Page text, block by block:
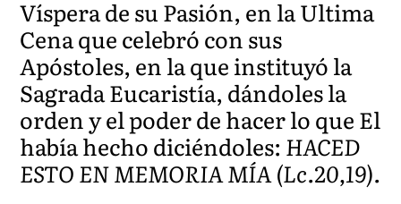
Víspera de su Pasión, en la Ultima
Cena que celebró con sus
Apóstoles, en la que instituyó la
Sagrada Eucaristía, dándoles la
orden y el poder de hacer lo que El
había hecho diciéndoles: HACED
ESTO EN MEMORIA MÍA (Lc.20,19).